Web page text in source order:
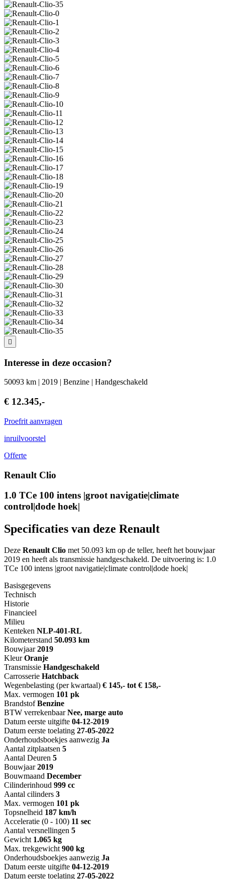
Interesse in deze occasion?
50093 km | 2019 | Benzine | Handgeschakeld
€ 12.345,-
Proefrit aanvragen
inruilvoorstel
Offerte
Renault Clio
1.0 TCe 100 intens |groot navigatie|climate
control|dode hoek|
Specificaties van deze Renault
Deze Renault Clio met 50.093 km op de teller, heeft het bouwjaar
2019 en heeft als transmissie handgeschakeld. De uitvoering is: 1.0
TCe 100 intens |groot navigatie|climate control|dode hoek|
Basisgegevens
Technisch
Historie
Financieel
Milieu
Kenteken NLP-401-RL
Kilometerstand 50.093 km
Bouwjaar 2019
Kleur Oranje
Transmissie Handgeschakeld
Carrosserie Hatchback
Wegenbelasting (per kwartaal) € 145,- tot € 158,-
Max. vermogen 101 pk
Brandstof Benzine
BTW verrekenbaar Nee, marge auto
Datum eerste uitgifte 04-12-2019
Datum eerste toelating 27-05-2022
Onderhoudsboekjes aanwezig Ja
Aantal zitplaatsen 5
Aantal Deuren 5
Bouwjaar 2019
Bouwmaand December
Cilinderinhoud 999 cc
Aantal cilinders 3
Max. vermogen 101 pk
Topsnelheid 187 km/h
Acceleratie (0 - 100) 11 sec
Aantal versnellingen 5
Gewicht 1.065 kg
Max. trekgewicht 900 kg
Onderhoudsboekjes aanwezig Ja
Datum eerste uitgifte 04-12-2019
Datum eerste toelating 27-05-2022